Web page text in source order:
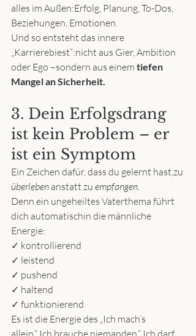
alles im Außen:Erfolg, Planung, To-Dos,
Beziehungen, Emotionen.
Und so entsteht das innere
„Karrierebiest“:nicht aus Gier, Ambition
oder Ego –sondern aus einem tiefen
Mangel an Sicherheit.
3. Dein Erfolgsdrang
ist kein Problem – er
ist ein Symptom
Ein Zeichen dafür, dass du gelernt hast,zu
überleben anstatt zu empfangen.
Denn ein ungeheiltes Vaterthema führt
dich automatischin die männliche
Energie:
✓ kontrollierend
✓ leistend
✓ pushend
✓ haltend
✓ funktionierend
Es ist die Energie des „Ich mach’s
allein.“„Ich brauche niemanden.“„Ich darf